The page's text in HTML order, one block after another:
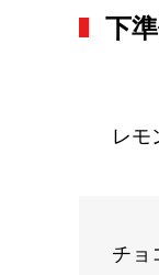
下
レモ
チョ